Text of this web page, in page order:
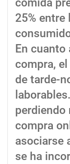
comida
25% entre
En cuanto
compra,
de tarde-
perdiendo
compra
asociarse
se ha